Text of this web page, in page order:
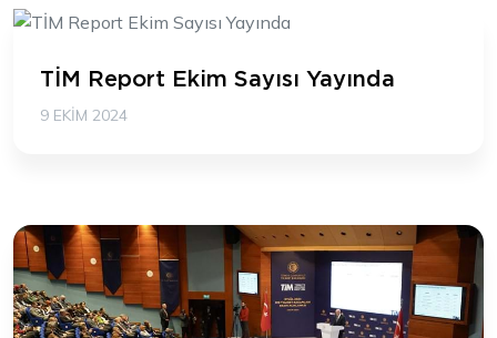
TİM Report Ekim Sayısı Yayında
9 EKIM 2024